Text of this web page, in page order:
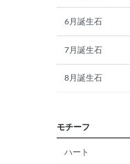
6月誕生石
7月誕生石
8月誕生石
モチーフ
ハート